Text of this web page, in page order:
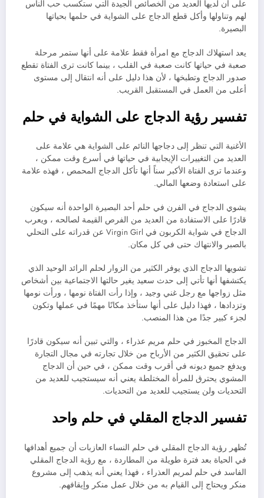
على أن لديها العديد من الخصائص الجيدة التي ستكسب حب الناس
لهم وتناولها وأكل قطع الدجاج على الشواية في حلمها بحياتها
البصيرة.
يعد استهلاك الدجاج مع امرأة فقط علامة على أنها ستمر مرحلة
صعبة في حياتها كانت صعبة في القلب ، بينما كانت ترى الفتاة تقطع
صدور الدجاج وتطبخها ، لأن هذا دليل على أنه انتقال إلى مستوى
أعلى من العمل في المستقبل القريب.
تفسير رؤية الدجاج على الشواية في حلم
الأغنية التي تنظر إلى دجاجها النائم على الشواية هي علامة على
العديد من التغييرات الإيجابية في حياتها في أسرع وقت ممكن ،
وعندما ترى الفتاة الأكبر سناً أنها تأكل الدجاج المحمص ، فهذه علامة
على استعادة وضعها المالي.
يشوي الدجاج في الفرن في حلم أحد البصيرة الواحدة أنه سيكون
قادرًا على الاستفادة من العديد من الفرص القيمة لصالحه ، ويعرب
الدجاج في شواية الكربون في Virgin Girl عن قدراته على التحلي
بالصبر والانتهاك حتى في كل مكان.
تشويها الدجاج الذي يوفر الكثير من الزوار لحلم الرائد الوحيد الذي
يكتشفها أنها تأتي إلى حدث سعيد يغير حالتها الاجتماعية بين أشخاص
مثل زواجها مع رجل غني وجيد ، وإذا رأت الفتاة نومها ، ورأت نومها
وتزدادها ، فهذا دليل على أنها ستأخذ مكانًا مهمًا في عملها وتكون
لجزء كبير جدًا من هذا المنصب.
الدجاج المخبوز في حلم مريم عذراء ، والتي تبين أنه سيكون قادرًا
على تحقيق الكثير من الأرباح من خلال تجارته في مجال التجارة
ويدفع جميع ديونه في أقرب وقت ممكن ، في حين أن الدجاج
المشوي يحترق للمرأة المختلطة يعني أنه سيستجيب للعديد من
التحديات ولن يستجيب للعديد من التحديات.
تفسير الدجاج المقلي في حلم واحد
تُظهر رؤية الدجاج المقلي في حلم النساء العازبات أن جميع أهدافها
في الحياة بعد فترة طويلة من المطاردة ، مع رؤية الدجاج المقلي
الفاسد في حلم لمريم العذراء ، فهذا يعني أنه يذهب إلى مشروع
منكر ويحتاج إلى القيام به من خلال عمل منكر وإيقافهم.